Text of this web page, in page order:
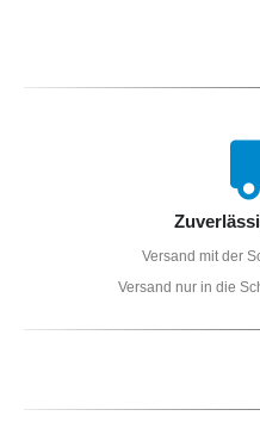
Versand mit der
Versand nur in die